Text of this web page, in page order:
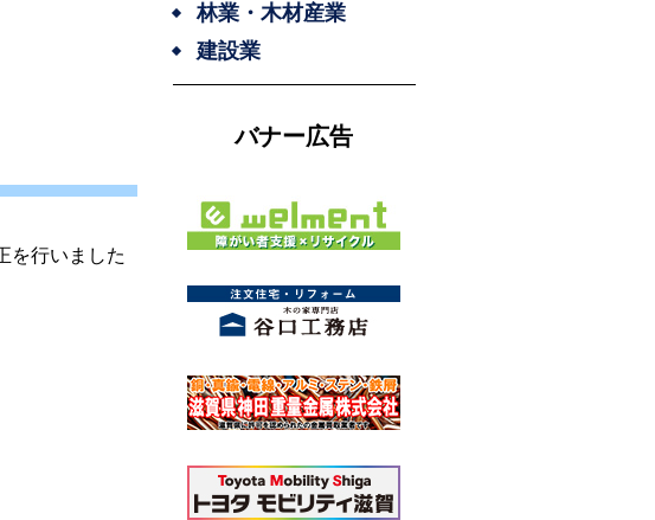
を行いました
林業・木材産業
建設業
バナー広告